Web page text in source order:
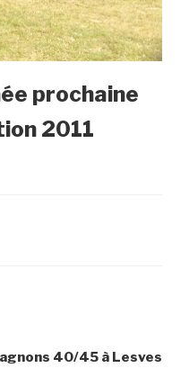
prochaine
2011
40/45 à Lesves